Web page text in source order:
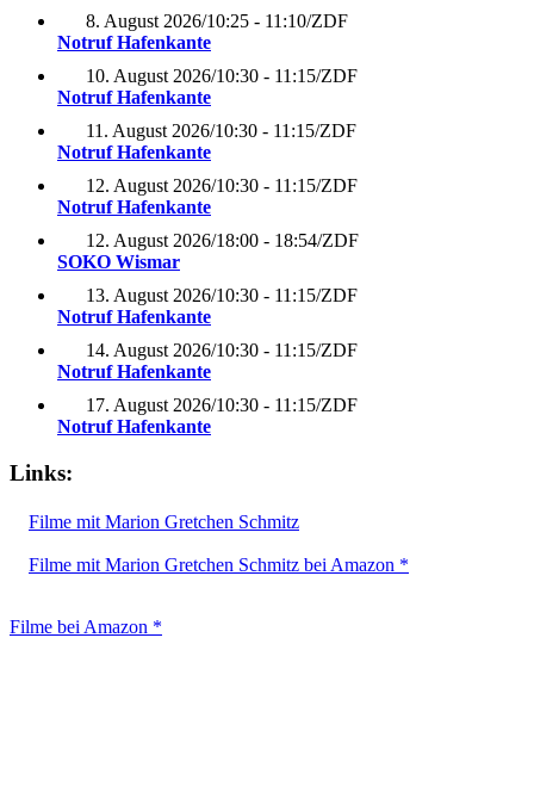
8. August 2026/10:25 - 11:10/ZDF
Notruf Hafenkante
10. August 2026/10:30 - 11:15/ZDF
Notruf Hafenkante
11. August 2026/10:30 - 11:15/ZDF
Notruf Hafenkante
12. August 2026/10:30 - 11:15/ZDF
Notruf Hafenkante
12. August 2026/18:00 - 18:54/ZDF
SOKO Wismar
13. August 2026/10:30 - 11:15/ZDF
Notruf Hafenkante
14. August 2026/10:30 - 11:15/ZDF
Notruf Hafenkante
17. August 2026/10:30 - 11:15/ZDF
Notruf Hafenkante
Links:
Filme mit Marion Gretchen Schmitz
Filme mit Marion Gretchen Schmitz bei Amazon *
Filme bei Amazon *